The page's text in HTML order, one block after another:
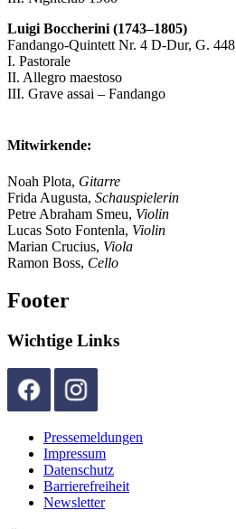
Luigi Boccherini (1743–1805)
Fandango-Quintett Nr. 4 D-Dur, G. 448
I. Pastorale
II. Allegro maestoso
III. Grave assai – Fandango
Mitwirkende:
Noah Plota, Gitarre
Frida Augusta, Schauspielerin
Petre Abraham Smeu, Violin
Lucas Soto Fontenla, Violin
Marian Crucius, Viola
Ramon Boss, Cello
Footer
Wichtige Links
Pressemeldungen
Impressum
Datenschutz
Barrierefreiheit
Newsletter